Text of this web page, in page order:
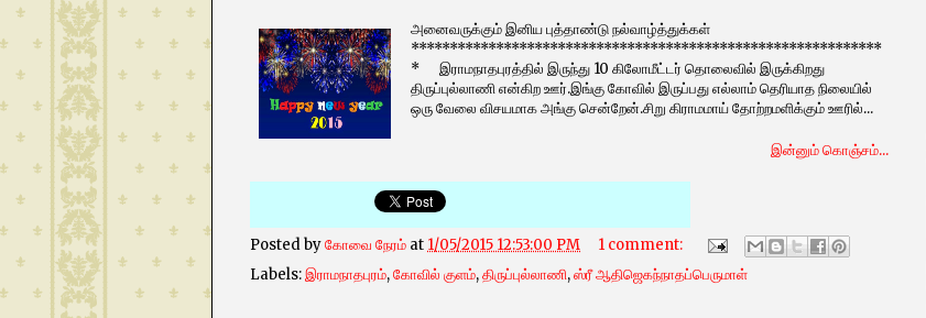
அனைவருக்கும் இனிய புத்தாண்டு நல்வாழ்த்துக்கள்
*************************************************************
* இராமநாதபுரத்தில் இருந்து 10 கிலோமீட்டர் தொலைவில் இருக்கிறது
திருப்புல்லாணி என்கிற ஊர்.இங்கு கோவில் இருப்பது எல்லாம் தெரியாத நிலையில்
ஒரு வேலை விசயமாக அங்கு சென்றேன்.சிறு கிராமமாய் தோற்றமளிக்கும் ஊரில்...
இன்னும் கொஞ்சம்...
Posted byகோவை நேரம் at 1/05/2015 12:53:00 PM
1 comment:
Labels:இராமநாதபுரம்,கோவில் குளம்,திருப்புல்லாணி,ஸ்ரீ ஆதிஜெகந்நாதப்பெருமாள்